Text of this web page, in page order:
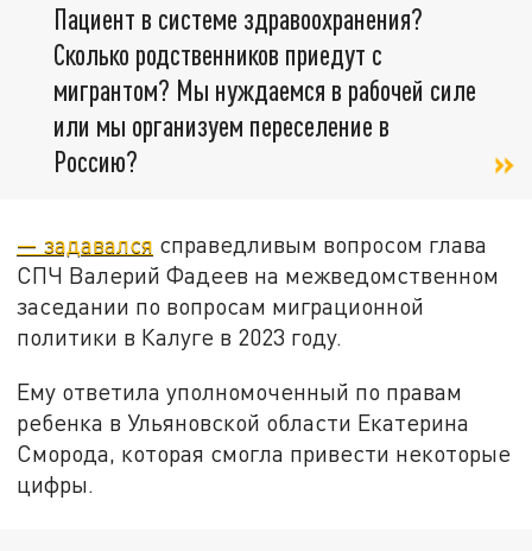
Пациент в системе здравоохранения?
Сколько родственников приедут с
мигрантом? Мы нуждаемся в рабочей силе
или мы организуем переселение в
Россию?
— задавался справедливым вопросом глава
СПЧ Валерий Фадеев на межведомственном
заседании по вопросам миграционной
политики в Калуге в 2023 году.
Ему ответила уполномоченный по правам
ребенка в Ульяновской области Екатерина
Сморода, которая смогла привести некоторые
цифры.